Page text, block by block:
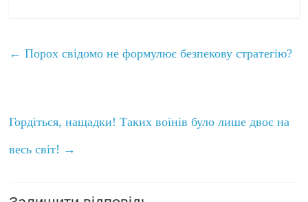
← Порох свідомо не формулює безпекову стратегію?
Гордіться, нащадки! Таких воїнів було лише двоє на
весь світ! →